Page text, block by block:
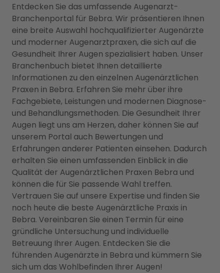
Entdecken Sie das umfassende Augenarzt-
Branchenportal für Bebra. Wir präsentieren Ihnen
eine breite Auswahl hochqualifizierter Augenärzte
und moderner Augenarztpraxen, die sich auf die
Gesundheit Ihrer Augen spezialisiert haben. Unser
Branchenbuch bietet Ihnen detaillierte
Informationen zu den einzelnen Augenärztlichen
Praxen in Bebra. Erfahren Sie mehr über ihre
Fachgebiete, Leistungen und modernen Diagnose-
und Behandlungsmethoden. Die Gesundheit Ihrer
Augen liegt uns am Herzen, daher können Sie auf
unserem Portal auch Bewertungen und
Erfahrungen anderer Patienten einsehen. Dadurch
erhalten Sie einen umfassenden Einblick in die
Qualität der Augenärztlichen Praxen Bebra und
können die für Sie passende Wahl treffen.
Vertrauen Sie auf unsere Expertise und finden Sie
noch heute die beste Augenärztliche Praxis in
Bebra. Vereinbaren Sie einen Termin für eine
gründliche Untersuchung und individuelle
Betreuung Ihrer Augen. Entdecken Sie die
führenden Augenärzte in Bebra und kümmern Sie
sich um das Wohlbefinden Ihrer Augen!